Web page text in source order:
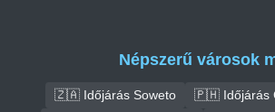
Népszerű városok
🇿🇦 Időjárás Soweto
🇵🇭 Időjárás